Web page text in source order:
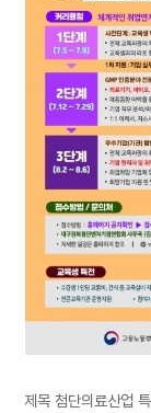
제목 첨단의료산업